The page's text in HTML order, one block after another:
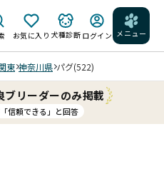
お気に入り 犬種診断 ログイン メニュー
東 神奈川県 パグ(522)
ブリーダーのみ掲載
信頼できる」と回答